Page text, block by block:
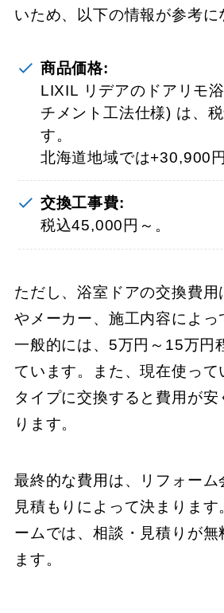
いため、以下の情報が参考に
商品価格:
LIXIL リデアのドアリモ
チメント工法仕様) は、
す。
北海道地域では+30,900
交換工事費:
税込45,000円～。
ただし、浴室ドアの交換費用
やメーカー、施工内容によっ
一般的には、5万円～15万円
ています。また、現在使って
タイプに交換すると費用が安
ります。
最終的な費用は、リフォーム
見積もりによって決まります
ームでは、相談・見積りが無
ます。